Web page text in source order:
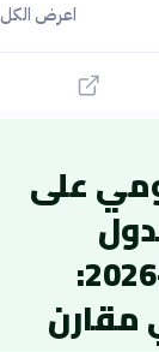
اعرض الكل
على
العربية 2025-2026:
مقارن